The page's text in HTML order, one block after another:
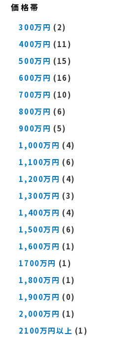
価格帯
300万円 (2)
400万円 (11)
500万円 (15)
600万円 (16)
700万円 (10)
800万円 (6)
900万円 (5)
1,000万円 (4)
1,100万円 (6)
1,200万円 (4)
1,300万円 (3)
1,400万円 (4)
1,500万円 (6)
1,600万円 (1)
1700万円 (1)
1,800万円 (1)
1,900万円 (0)
2,000万円 (1)
2100万円以上 (1)